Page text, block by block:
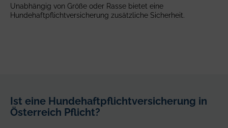
field.
Unabhängig von Größe oder Rasse bietet eine
Hundehaftpflichtversicherung zusätzliche Sicherheit.
Ist eine Hundehaftpflichtversicherung in
Österreich Pflicht?